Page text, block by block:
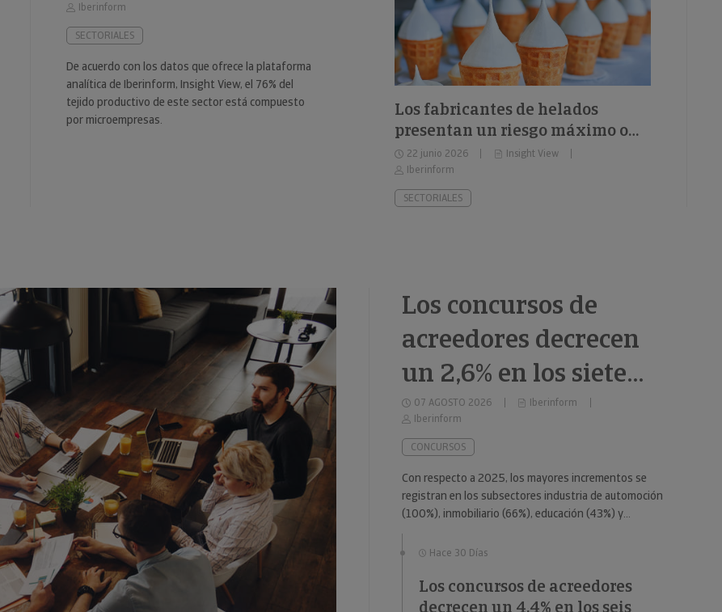
Iberinform
SECTORIALES
De acuerdo con los datos que ofrece la plataforma
analítica de Iberinform, Insight View, el 76% del
tejido productivo de este sector está compuesto
por microempresas.
Los fabricantes de helados
presentan un riesgo máximo o
elevado de impago del 26%
22 junio 2026
Insight View
Iberinform
SECTORIALES
Los concursos de
acreedores decrecen
un 2,6% en los siete
primeros meses de
2026
07 AGOSTO 2026
Iberinform
Iberinform
CONCURSOS
Con respecto a 2025, los mayores incrementos se
registran en los subsectores industria de automoción
(100%), inmobiliario (66%), educación (43%) y
consumo duradero (37%).
Hace 30 Días
Los concursos de acreedores
decrecen un 4,4% en los seis